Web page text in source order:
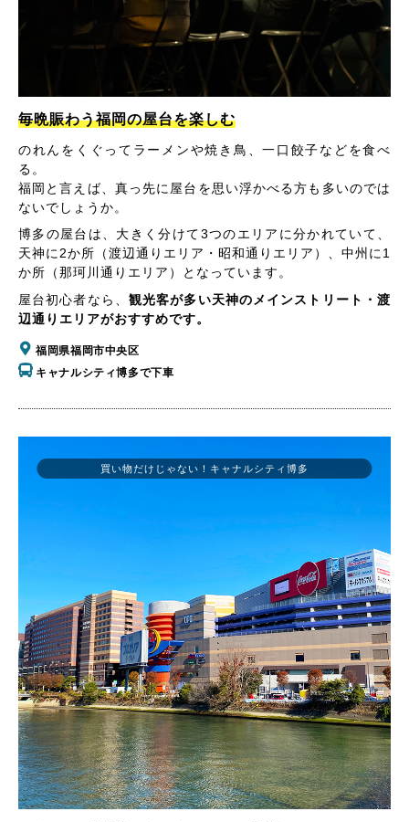
毎晩賑わう福岡の屋台を楽しむ
のれんをくぐってラーメンや焼き鳥、一口餃子などを食べ
る。
福岡と言えば、真っ先に屋台を思い浮かべる方も多いのでは
ないでしょうか。
博多の屋台は、大きく分けて3つのエリアに分かれていて、
天神に2か所（渡辺通りエリア・昭和通りエリア）、中州に1
か所（那珂川通りエリア）となっています。
屋台初心者なら、 観光客が多い天神のメインストリート・渡
辺通りエリアがおすすめです。
福岡県福岡市中央区
キャナルシティ博多で下車
買い物だけじゃない！キャナルシティ博多